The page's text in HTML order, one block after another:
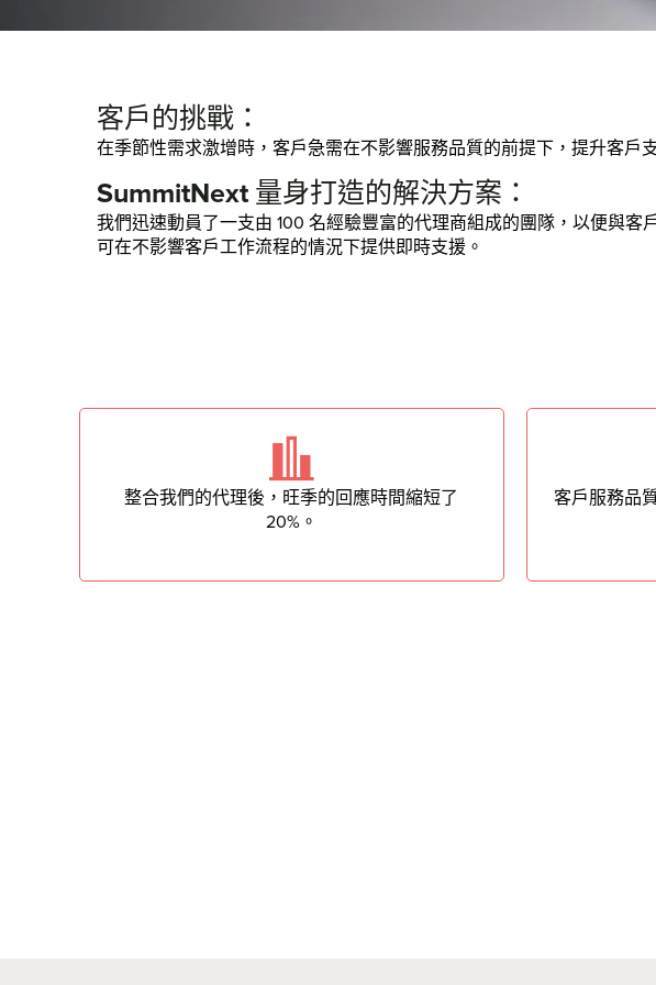
客戶的挑戰：
在季節性需求激增時，客戶急需在不影響服務品質的前提下，提升客戶
SummitNext 量身打造的解決方案：
我們迅速動員了一支由 100 名經驗豐富的代理商組成的團隊，以便與
可在不影響客戶工作流程的情況下提供即時支援。
整合我們的代理後，旺季的回應時間縮短了
20%。
客戶服務品